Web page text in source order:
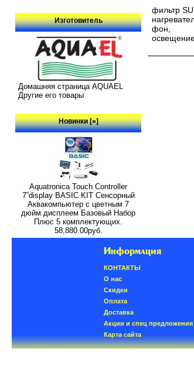
Изготовитель
Домашняя страница AQUAEL
Другие его товары
Новинки [»]
Aquatronica Touch Controller
7”display BASIC KIT Сенсорный
Аквакомпьютер с цветным 7
дюйм дисплеем Базовый Набор
Плюс 5 комплектующих.
58,880.00руб.
фильтр
фон,
Информация
КОНТАКТЫ
О нас
Скидки
Oплатa
Доставка
Акции и спец предложения
Карта сайта